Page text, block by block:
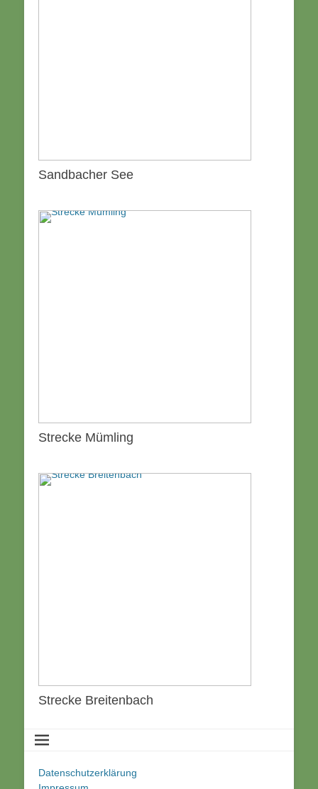
Sandbacher See
Strecke Mümling
Strecke Breitenbach
Datenschutzerklärung